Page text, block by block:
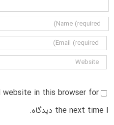
website in this browser for
the next time I دیدگاه.